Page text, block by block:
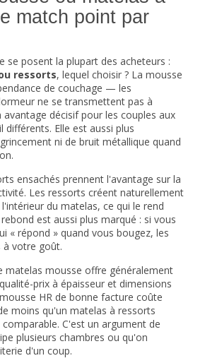
match point par
se posent la plupart des acheteurs :
ressorts, lequel choisir ? La mousse
de couchage — les
ne se transmettent pas à
décisif pour les couples aux
Elle est aussi plus
ni de bruit métallique quand
ensachés prennent l'avantage sur la
Les ressorts créent naturellement
du matelas, ce qui le rend
est aussi plus marqué : si vous
« répond » quand vous bougez, les
à votre goût.
matelas mousse offre généralement
prix à épaisseur et dimensions
HR de bonne facture coûte
moins qu'un matelas à ressorts
C'est un argument de
plusieurs chambres ou qu'on
d'un coup.